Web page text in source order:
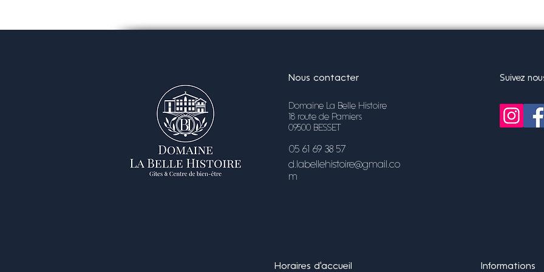
Nous contacter
Domaine La Belle Histoire
18 route de Pamiers
09500 BESSET
05 61 69 38 57
d.labellehistoire@gmail.co
m
Suivez
Horaires d'accueil Informations